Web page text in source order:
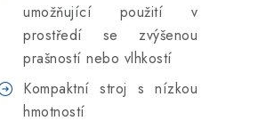
umožňující použití v
prostředí se zvýšenou
prašností nebo vlhkostí
Kompaktní stroj s nízkou
hmotností